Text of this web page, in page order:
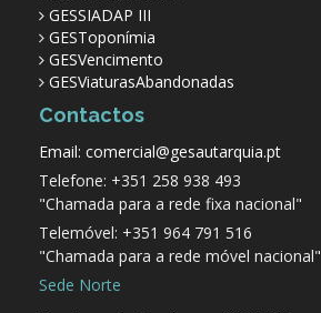
GESSIADAP III
GESToponímia
GESVencimento
GESViaturasAbandonadas
Contactos
Email: comercial@gesautarquia.pt
Telefone: +351 258 938 493
"Chamada para a rede fixa nacional"
Telemóvel: +351 964 791 516
"Chamada para a rede móvel nacional"
Sede Norte